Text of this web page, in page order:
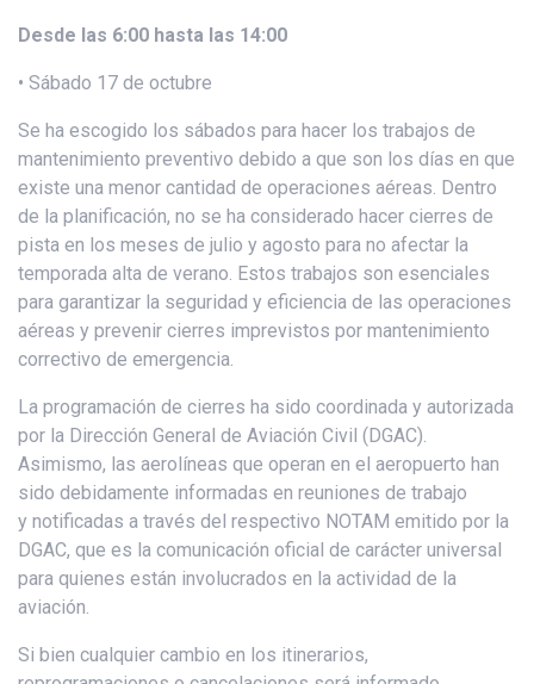
Desde las 6:00 hasta las 14:00
• Sábado 17 de octubre
Se ha escogido los sábados para hacer los trabajos de
mantenimiento preventivo debido a que son los días en que
existe una menor cantidad de operaciones aéreas. Dentro
de la planificación, no se ha considerado hacer cierres de
pista en los meses de julio y agosto para no afectar la
temporada alta de verano. Estos trabajos son esenciales
para garantizar la seguridad y eficiencia de las operaciones
aéreas y prevenir cierres imprevistos por mantenimiento
correctivo de emergencia.
La programación de cierres ha sido coordinada y autorizada
por la Dirección General de Aviación Civil (DGAC).
Asimismo, las aerolíneas que operan en el aeropuerto han
sido debidamente informadas en reuniones de trabajo
y notificadas a través del respectivo NOTAM emitido por la
DGAC, que es la comunicación oficial de carácter universal
para quienes están involucrados en la actividad de la
aviación.
Si bien cualquier cambio en los itinerarios,